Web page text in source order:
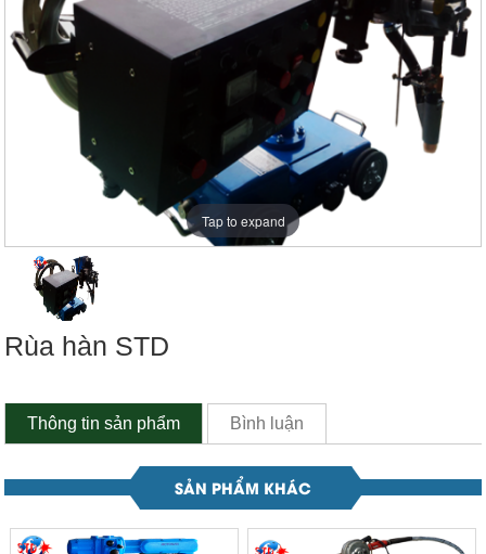
Tap to expand
Rùa hàn STD
Thông tin sản phẩm Bình luận
SẢN PHẨM KHÁC